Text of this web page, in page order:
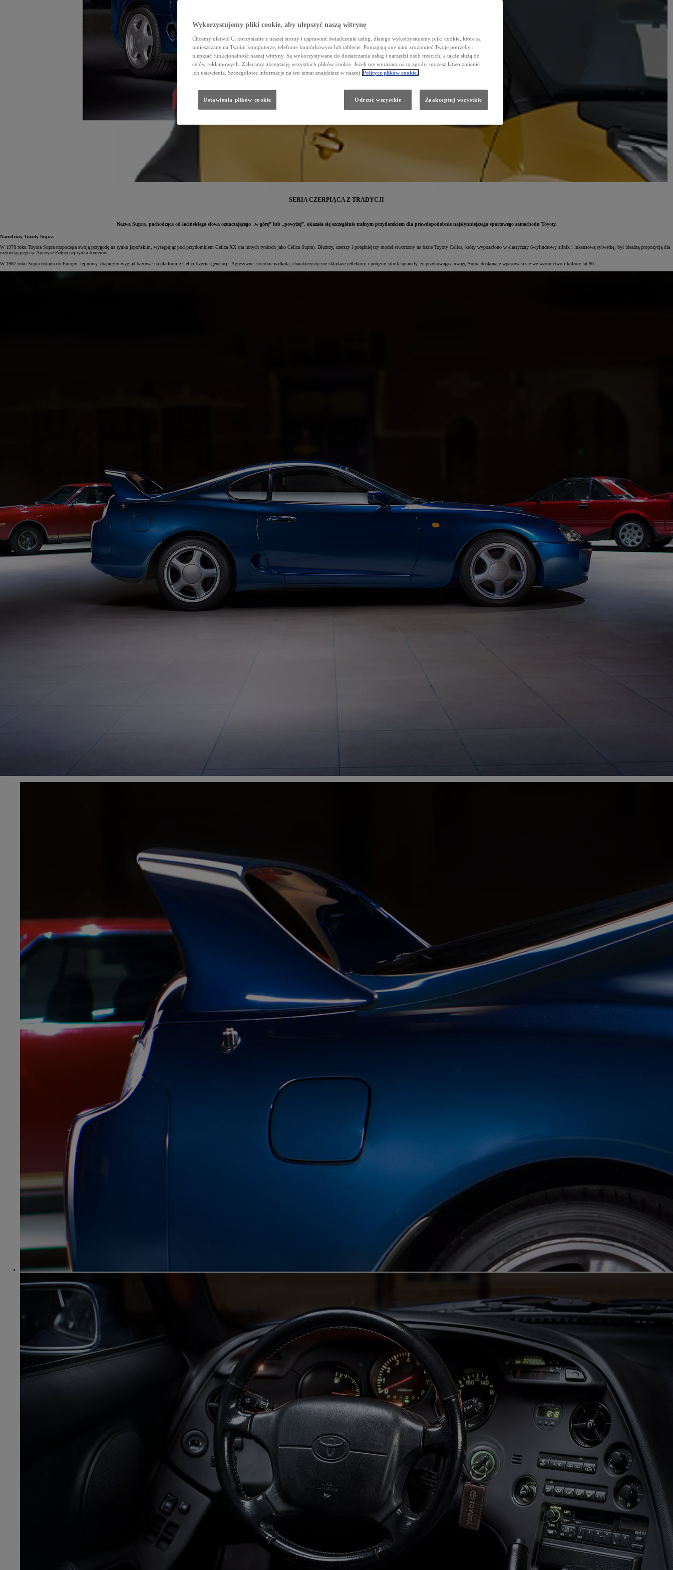
SERIA CZERPIĄCA Z TRADYCJI
Nazwa Supra, pochodząca od łacińskiego słowa oznaczającego „w górę” lub „powyżej”, okazała się szczególnie trafnym przydomkiem dla prawdopodobnie najsłynniejszego sportowego samochodu Toyoty.
Narodziny Toyoty Supra
W 1978 roku Toyota Supra rozpoczęła swoją przygodę na rynku japońskim, występując pod przydomkiem Celica XX (na innych rynkach jako Celica Supra). Dłuższy, szerszy i potężniejszy model stworzony na bazie Toyoty Celica, który wyposażono w elastyczny 6-cylindrowy silnik i luksusową sylwetkę, był idealną propozycją dla
rozkwitającego w Ameryce Północnej rynku tourerów.
W 1982 roku Supra dotarła do Europy. Jej nowy, drapieżny wygląd bazował na platformie Celici trzeciej generacji. Agresywne, szerokie nadkola, charakterystyczne składane reflektory i potężny silnik sprawiły, że przykuwająca uwagę Supra doskonale wpasowała się we wzornictwo i kulturę lat 80.
Wykorzystujemy pliki cookie, aby ulepszyć naszą witrynę
Chcemy ułatwić Ci korzystanie z naszej strony i usprawnić świadczenie usług, dlatego wykorzystujemy pliki cookie, które są
umieszczane na Twoim komputerze, telefonie komórkowym lub tablecie. Pomagają one nam zrozumieć Twoje potrzeby i
ulepszać funkcjonalność naszej witryny. Są wykorzystywane do dostarczania usług i narzędzi osób trzecich, a także służą do
celów reklamowych. Zalecamy akceptację wszystkich plików cookie. Jeżeli nie wyrażasz na to zgody, możesz łatwo zmienić
ich ustawienia. Szczegółowe informacje na ten temat znajdziesz w naszej Polityce plików cookie.
Odrzuć wszystkie Zaakceptuj wszystkie
Ustawienia plików cookie